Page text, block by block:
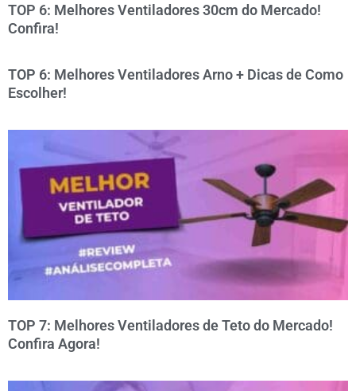
TOP 6: Melhores Ventiladores 30cm do Mercado!
Confira!
TOP 6: Melhores Ventiladores Arno + Dicas de Como
Escolher!
TOP 7: Melhores Ventiladores de Teto do Mercado!
Confira Agora!